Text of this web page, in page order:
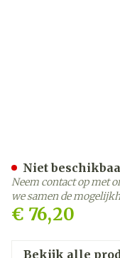
€ 76,20
Niet
Neem contact op met
we samen de
Bekijk alle